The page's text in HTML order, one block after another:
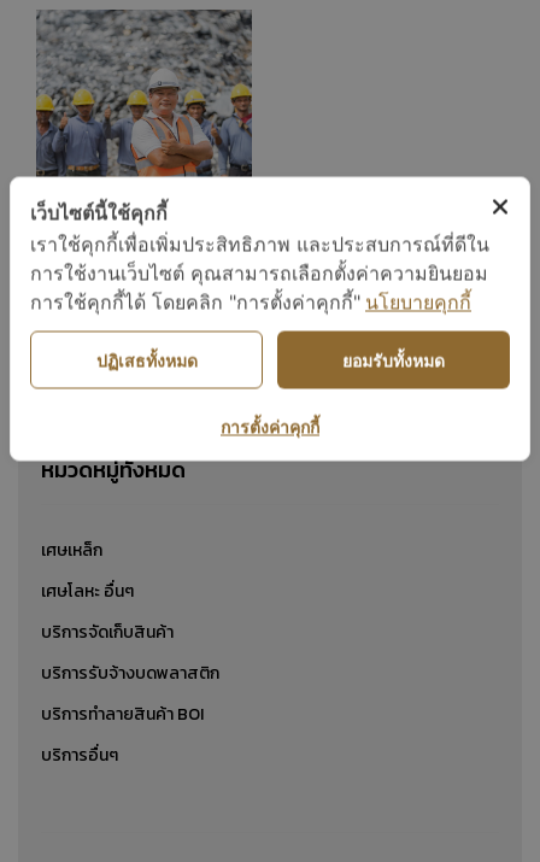
บริการทำลายสินค้า BOI
แสดง 1 ถึง 24 จาก 1
หมวดหมู่ทั้งหมด
เศษเหล็ก
เศษโลหะ อื่นๆ
บริการจัดเก็บสินค้า
บริการรับจ้างบดพลาสติก
บริการทำลายสินค้า BOI
บริการอื่นๆ
เว็บไซต์นี้ใช้คุกกี้
เราใช้คุกกี้เพื่อเพิ่มประสิทธิภาพ และประสบการณ์ที่ดีใน
การใช้งานเว็บไซต์ คุณสามารถเลือกตั้งค่าความยินยอม
การใช้คุกกี้ได้ โดยคลิก "การตั้งค่าคุกกี้" นโยบายคุกกี้
ปฏิเสธทั้งหมด ยอมรับทั้งหมด
การตั้งค่าคุกกี้